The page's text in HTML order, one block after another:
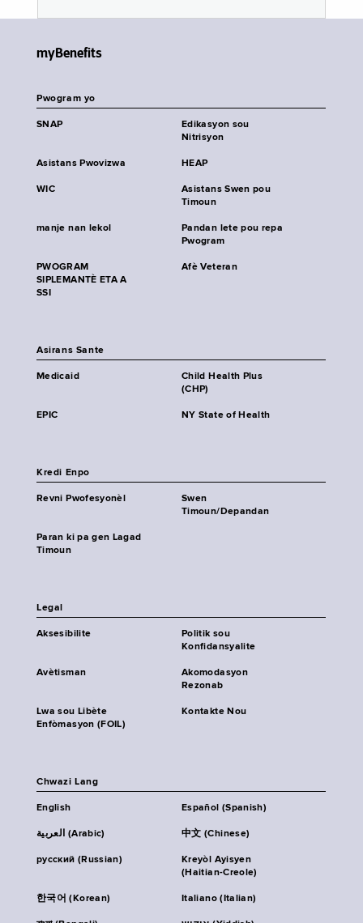
myBenefits
Pwogram yo
SNAP
Edikasyon sou
Nitrisyon
Asistans Pwovizwa HEAP
WIC
Asistans Swen pou
Timoun
manje nan lekol
Pandan lete pou repa
Pwogram
PWOGRAM
SIPLEMANTÈ ETA A
SSI
Afè Veteran
Asirans Sante
Medicaid
Child Health Plus
(CHP)
EPIC NY State of Health
Kredi Enpo
Revni Pwofesyonèl
Swen
Timoun/Depandan
Paran ki pa gen Lagad
Timoun
Legal
Aksesibilite
Politik sou
Konfidansyalite
Avètisman
Akomodasyon
Rezonab
Lwa sou Libète
Enfòmasyon (FOIL)
Kontakte Nou
Chwazi Lang
English Español (Spanish)
العربية (Arabic) 中文 (Chinese)
русский (Russian)
Kreyòl Ayisyen
(Haitian-Creole)
한국어 (Korean) Italiano (Italian)